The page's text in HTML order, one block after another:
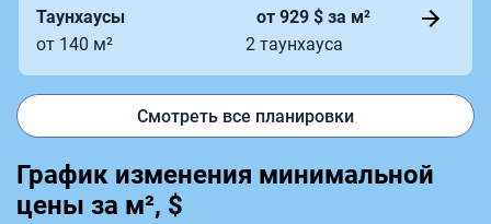
Таунхаусы
от 929 $ за м²
от 140 м²
2 таунхауса
Смотреть все планировки
График изменения минимальной
цены за м², $